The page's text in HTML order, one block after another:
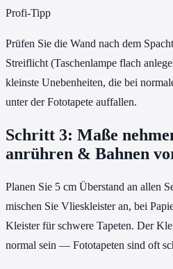
Profi-Tipp
Prüfen Sie die Wand nach dem
Streiflicht (Taschenlampe flach
kleinste Unebenheiten, die bei
unter der Fototapete auffallen.
Schritt 3: Maße
anrühren & Bahnen
Planen Sie 5 cm Überstand an allen
mischen Sie Vlieskleister an, bei
Kleister für schwere Tapeten. Der
normal sein — Fototapeten sind oft